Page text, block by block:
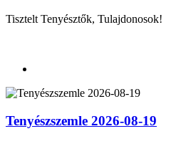
Tisztelt Tenyésztők, Tulajdonosok!
Tenyészszemle 2026-08-19